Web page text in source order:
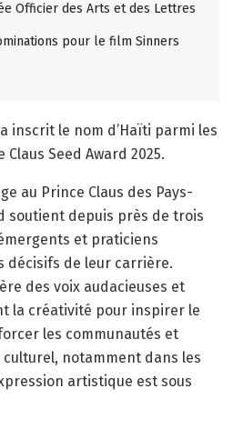
Officier des Arts et des Lettres
pour le film Sinners
inscrit le nom d’Haïti parmi les
Seed Award 2025.
au Prince Claus des Pays-
soutient depuis près de trois
et praticiens
décisifs de leur carrière.
des voix audacieuses et
la créativité pour inspirer le
les communautés et
notamment dans les
artistique est sous